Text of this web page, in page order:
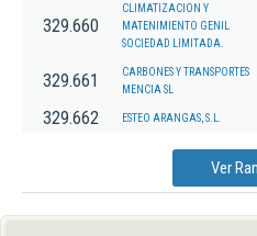
329.660
CLIMATIZACION Y
MATENIMIENTO GENIL
SOCIEDAD LIMITADA.
329.661
CARBONES Y TRANSPORTES
MENCIA SL
329.662 ESTEO ARANGAS, S.L.
Ver